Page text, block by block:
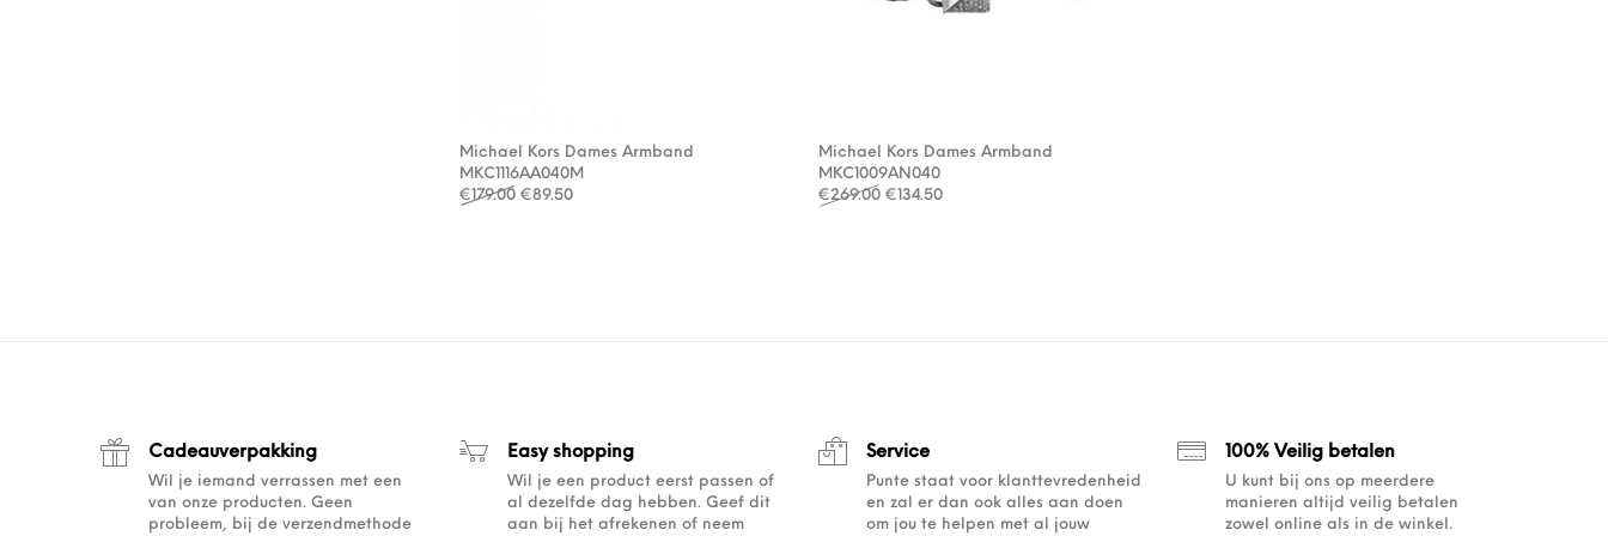
Michael Kors Dames Armband
MKC1116AA040M
€179.00 Oorspronkelijke prijs was: €179.00.
€89.50Huidige prijs is: €89.50.
Michael Kors Dames Armband
MKC1009AN040
€269.00 Oorspronkelijke prijs was: €269.00.
€134.50Huidige prijs is: €134.50.
Cadeauverpakking
Wil je iemand verrassen met een
van onze producten. Geen
probleem, bij de verzendmethode
Easy shopping
Wil je een product eerst passen of
al dezelfde dag hebben. Geef dit
aan bij het afrekenen of neem
Service
Punte staat voor klanttevredenheid
en zal er dan ook alles aan doen
om jou te helpen met al jouw
100% Veilig betalen
U kunt bij ons op meerdere
manieren altijd veilig betalen
zowel online als in de winkel.